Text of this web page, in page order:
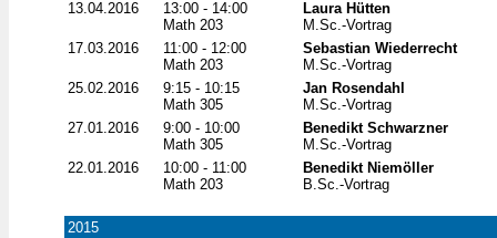
13.04.2016
13:00 - 14:00
Math 203
Laura Hütten
M.Sc.-Vortrag
17.03.2016
11:00 - 12:00
Math 203
Sebastian Wiederrecht
M.Sc.-Vortrag
25.02.2016
9:15 - 10:15
Math 305
Jan Rosendahl
M.Sc.-Vortrag
27.01.2016
9:00 - 10:00
Math 305
Benedikt Schwarzner
M.Sc.-Vortrag
22.01.2016
10:00 - 11:00
Math 203
Benedikt Niemöller
B.Sc.-Vortrag
2015